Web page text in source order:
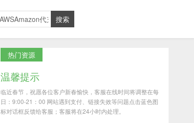
热门资源
温馨提示
临近春节，祝愿各位客户新春愉快，客服在线时间将调整在每
日：9:00-21：00 网站遇到支付、链接失效等问题点击蓝色图
标对话框反馈给客服；客服将在24小时内处理。